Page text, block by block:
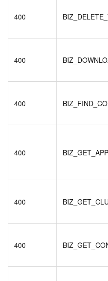
400
400
400
400
400
400